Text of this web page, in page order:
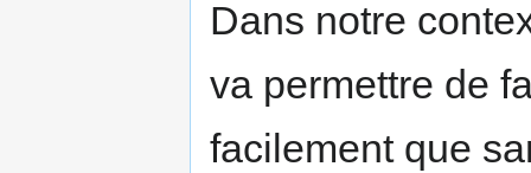
Dans notre
va permettre de
facilement que